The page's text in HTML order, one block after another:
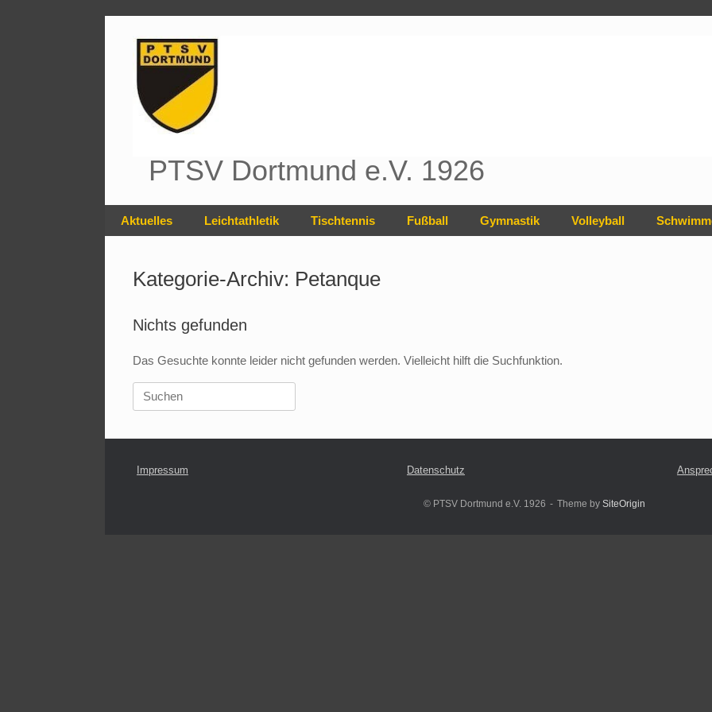
springen
PTSV Dortmund e.V. 1926
Aktuelles Leichtathletik Tischtennis Fußball Gymnastik Volleyball
Kategorie-Archiv: Petanque
Nichts gefunden
Das Gesuchte konnte leider nicht gefunden werden. Vielleicht hilft die Suchfunktion.
Suchen
nach:
Impressum Datenschutz
© PTSV Dortmund e.V. 1926 Theme by SiteOrigin